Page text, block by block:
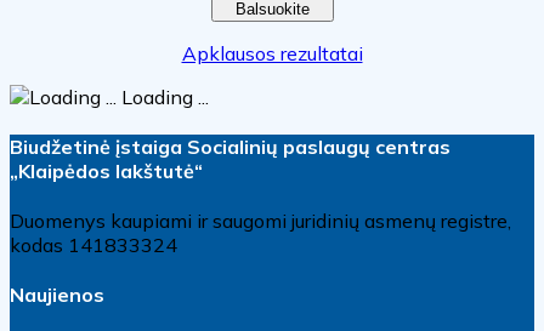
Apklausos rezultatai
Loading ...
Biudžetinė įstaiga Socialinių paslaugų centras
„Klaipėdos lakštutė“
Duomenys kaupiami ir saugomi juridinių asmenų registre,
kodas 141833324
Naujienos